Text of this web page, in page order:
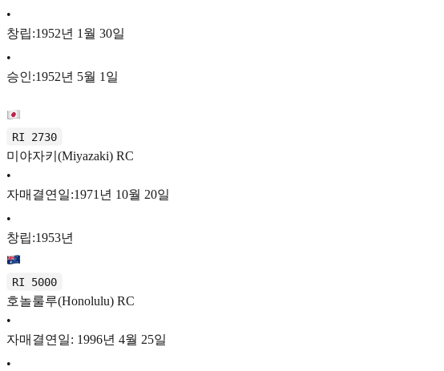
•
창립:1952년 1월 30일
•
승인:1952년 5월 1일
RI 2730
미야자키(Miyazaki) RC
•
자매결연일:1971년 10월 20일
•
창립:1953년
RI 5000
호놀룰루(Honolulu) RC
•
자매결연일: 1996년 4월 25일
•